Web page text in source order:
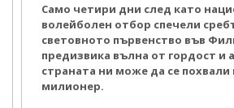
Само четири дни след като
волейболен отбор спечели
световното първенство във
предизвика вълна от гордост и
страната ни може да се похвали
милионер.